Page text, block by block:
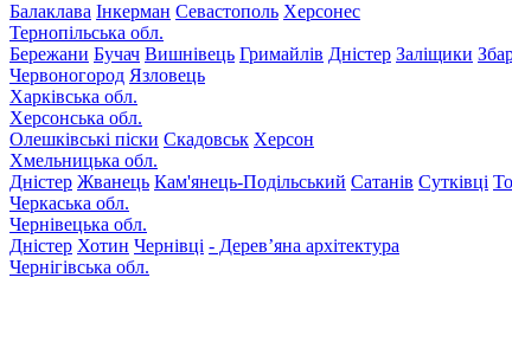
Балаклава Інкерман Севастополь Херсонес
Тернопільська обл.
Бережани Бучач Вишнівець Гримайлів Дністер Заліщики
Червоногород Язловець
Харківська обл.
Херсонська обл.
Олешківські піски Скадовськ Херсон
Хмельницька обл.
Дністер Жванець Кам'янець-Подільський Сатанів Сутківці
Черкаська обл.
Чернівецька обл.
Дністер Хотин Чернівці - Дерев’яна архітектура
Чернігівська обл.